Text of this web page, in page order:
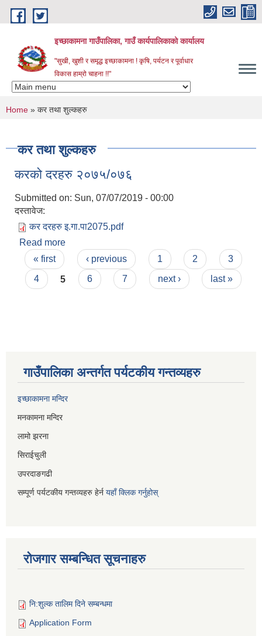
Skip to main content
इच्छाकामना गाउँपालिका, गाउँ कार्यपालिकाको कार्यालय
"सुखी, खुशी र समृद्ध इच्छाकामना ! कृषि, पर्यटन र पूर्वाधार
विकास हाम्रो चाहना !!"
You are here
Home » कर तथा शुल्कहरु
कर तथा शुल्कहरु
करको दरहरु २०७५/०७६
Submitted on: Sun, 07/07/2019 - 00:00
दस्तावेज:
कर दरहरु इ.गा.पा2075.pdf
Read more
Pages
« first ‹ previous 1 2
3
4
5 6 7 next › last »
गाउँपालिका अन्तर्गत पर्यटकीय गन्तव्यहरु
इच्छाकामना मन्दिर
मनकामना मन्दिर
लामो झरना
सिराईचुली
उपरदाङगढी
सम्पूर्ण पर्यटकीय गन्तव्यहरु हेर्न यहाँ क्लिक गर्नुहोस्
रोजगार सम्बन्धित सूचनाहरु
नि:शुल्क तालिम दिने सम्बन्धमा
Application Form